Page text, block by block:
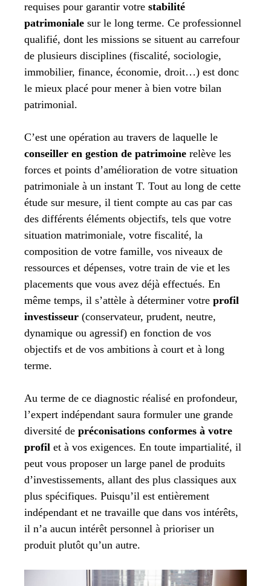
requises pour garantir votre stabilité
patrimoniale sur le long terme. Ce professionnel
qualifié, dont les missions se situent au carrefour
de plusieurs disciplines (fiscalité, sociologie,
immobilier, finance, économie, droit…) est donc
le mieux placé pour mener à bien votre bilan
patrimonial.
C’est une opération au travers de laquelle le
conseiller en gestion de patrimoine relève les
forces et points d’amélioration de votre situation
patrimoniale à un instant T. Tout au long de cette
étude sur mesure, il tient compte au cas par cas
des différents éléments objectifs, tels que votre
situation matrimoniale, votre fiscalité, la
composition de votre famille, vos niveaux de
ressources et dépenses, votre train de vie et les
placements que vous avez déjà effectués. En
même temps, il s’attèle à déterminer votre profil
investisseur (conservateur, prudent, neutre,
dynamique ou agressif) en fonction de vos
objectifs et de vos ambitions à court et à long
terme.
Au terme de ce diagnostic réalisé en profondeur,
l’expert indépendant saura formuler une grande
diversité de préconisations conformes à votre
profil et à vos exigences. En toute impartialité, il
peut vous proposer un large panel de produits
d’investissements, allant des plus classiques aux
plus spécifiques. Puisqu’il est entièrement
indépendant et ne travaille que dans vos intérêts,
il n’a aucun intérêt personnel à prioriser un
produit plutôt qu’un autre.